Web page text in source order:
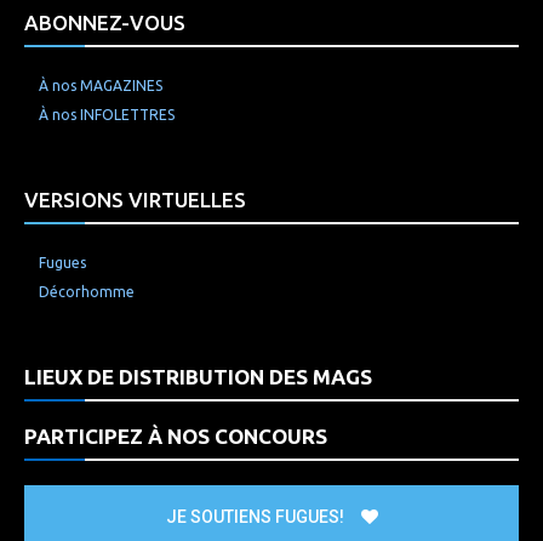
ABONNEZ-VOUS
À nos MAGAZINES
À nos INFOLETTRES
VERSIONS VIRTUELLES
Fugues
Décorhomme
LIEUX DE DISTRIBUTION DES MAGS
PARTICIPEZ À NOS CONCOURS
JE SOUTIENS FUGUES!